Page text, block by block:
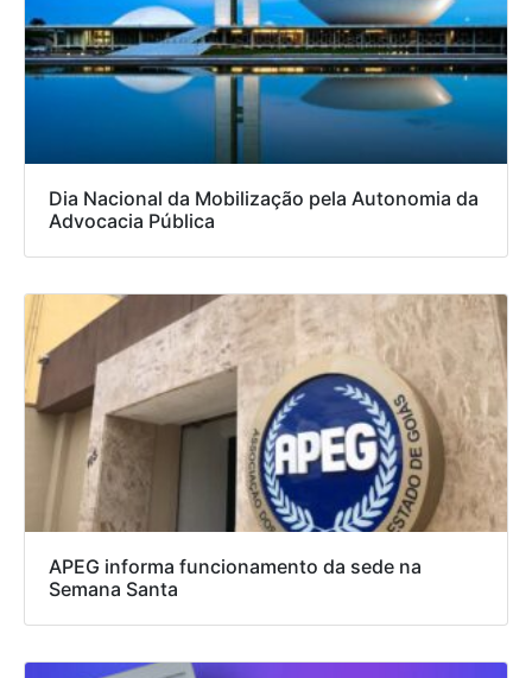
Dia Nacional da Mobilização pela Autonomia da
Advocacia Pública
APEG informa funcionamento da sede na
Semana Santa